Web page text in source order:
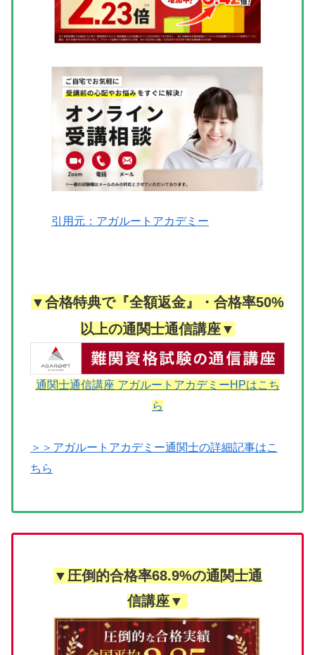
引用元：アガルートアカデミー
▼合格特典で『全額返金』・合格率50%
以上の通関士通信講座▼
通関士通信講座 アガルートアカデミーHPはこち
ら
＞＞アガルートアカデミー通関士の詳細記事はこ
ちら
▼圧倒的合格率68.9%の通関士通
信講座▼